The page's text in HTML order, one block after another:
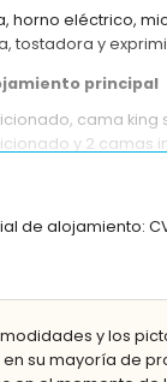
horno eléctrico,
tostadora y
principal
cama king
y 2 camas
de alojamiento:
comodidades y los
su mayoría de